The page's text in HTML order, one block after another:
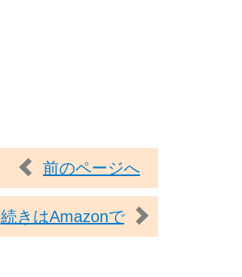
前のページへ
続きはAmazonで